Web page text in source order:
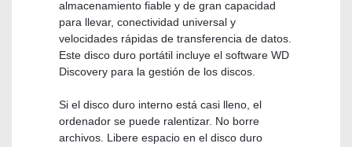
almacenamiento fiable y de gran capacidad
para llevar, conectividad universal y
velocidades rápidas de transferencia de datos.
Este disco duro portátil incluye el software WD
Discovery para la gestión de los discos.
Si el disco duro interno está casi lleno, el
ordenador se puede ralentizar. No borre
archivos. Libere espacio en el disco duro